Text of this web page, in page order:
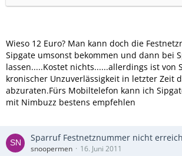
Wieso 12 Euro? Man kann doch die
Sipgate umsonst bekommen und dann bei
lassen.....Kostet nichts......allerdings ist von
kronischer Unzuverlässigkeit in letzter Zeit
abzuraten.Fürs Mobiltelefon kann ich
mit Nimbuzz bestens empfehlen
Sparruf Festnetznummer nicht
snoopermen 16. Juni 2011